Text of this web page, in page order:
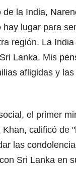
de la India,
hay lugar para
región. La
Lanka. Mis
afligidas y
el primer
calificó de
las
Sri Lanka en